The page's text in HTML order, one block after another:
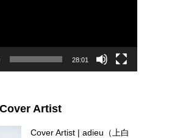
28:01
Artist
Cover Artist | adieu（上白